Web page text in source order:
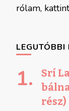
rólam,
LEGUTÓBBI
Srí
rész)